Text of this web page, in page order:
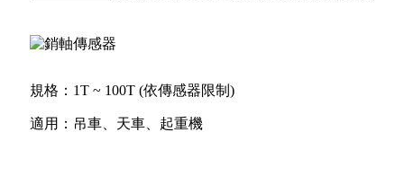
規格：1T ~ 100T (依傳感器限制)
適用：吊車、天車、起重機